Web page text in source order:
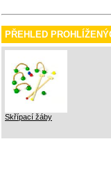
PŘEHLED
Skřípací žáby